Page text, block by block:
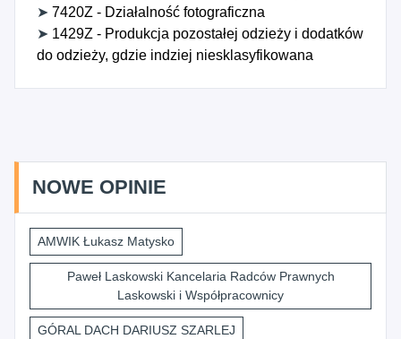
➤ 7420Z - Działalność fotograficzna
➤ 1429Z - Produkcja pozostałej odzieży i dodatków
do odzieży, gdzie indziej niesklasyfikowana
NOWE OPINIE
AMWIK Łukasz Matysko
Paweł Laskowski Kancelaria Radców Prawnych
Laskowski i Współpracownicy
GÓRAL DACH DARIUSZ SZARLEJ